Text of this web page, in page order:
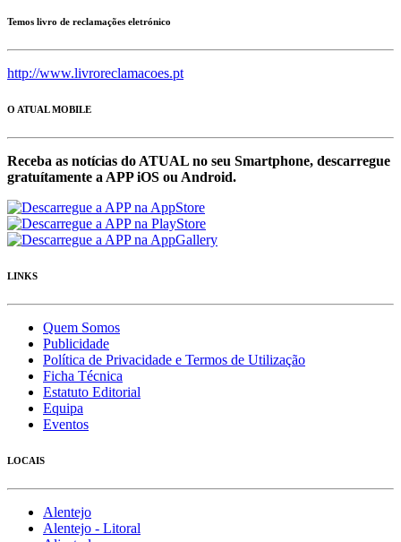
Temos livro de reclamações eletrónico
http://www.livroreclamacoes.pt
O ATUAL MOBILE
Receba as notícias do ATUAL no seu Smartphone, descarregue
gratuítamente a APP iOS ou Android.
LINKS
Quem Somos
Publicidade
Política de Privacidade e Termos de Utilização
Ficha Técnica
Estatuto Editorial
Equipa
Eventos
LOCAIS
Alentejo
Alentejo - Litoral